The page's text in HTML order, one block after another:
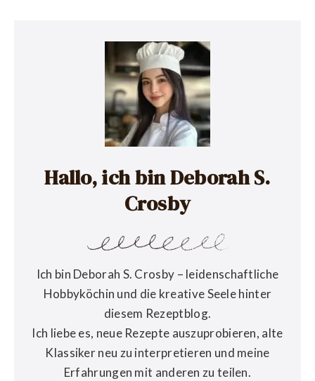
Hallo, ich bin Deborah S.
Crosby
Ich bin Deborah S. Crosby – leidenschaftliche
Hobbyköchin und die kreative Seele hinter
diesem Rezeptblog.
Ich liebe es, neue Rezepte auszuprobieren, alte
Klassiker neu zu interpretieren und meine
Erfahrungen mit anderen zu teilen.